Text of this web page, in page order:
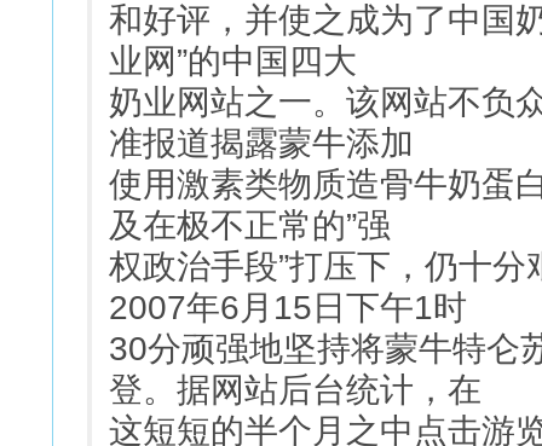
和好评，并使之成为了中国
业网”的中国四大
奶业网站之一。该网站不负
准报道揭露蒙牛添加
使用激素类物质造骨牛奶蛋
及在极不正常的”强
权政治手段”打压下，仍十
2007年6月15日下午1时
30分顽强地坚持将蒙牛特仑
登。据网站后台统计，在
这短短的半个月之中点击游